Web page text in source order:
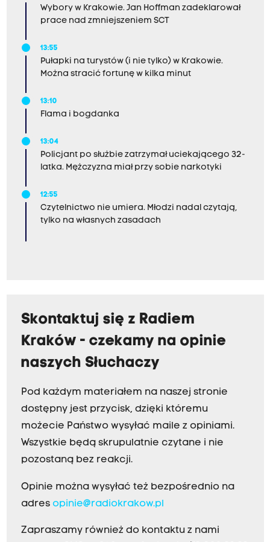
Wybory w Krakowie. Jan Hoffman zadeklarował
prace nad zmniejszeniem SCT
13:55
Pułapki na turystów (i nie tylko) w Krakowie.
Można stracić fortunę w kilka minut
13:10
Flama i bogdanka
13:04
Policjant po służbie zatrzymał uciekającego 32-
latka. Mężczyzna miał przy sobie narkotyki
12:55
Czytelnictwo nie umiera. Młodzi nadal czytają,
tylko na własnych zasadach
Skontaktuj się z Radiem
Kraków - czekamy na opinie
naszych Słuchaczy
Pod każdym materiałem na naszej stronie
dostępny jest przycisk, dzięki któremu
możecie Państwo wysyłać maile z opiniami.
Wszystkie będą skrupulatnie czytane i nie
pozostaną bez reakcji.
Opinie można wysyłać też bezpośrednio na
adres opinie@radiokrakow.pl
Zapraszamy również do kontaktu z nami